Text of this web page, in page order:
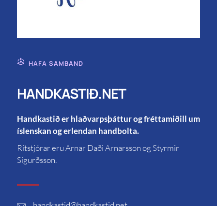
HAFA SAMBAND
HANDKASTIÐ.NET
Handkastið er hlaðvarpsþáttur og fréttamiðill um
íslenskan og erlendan handbolta.
Ritstjórar eru Arnar Daði Arnarsson og Styrmir
Sigurðsson.